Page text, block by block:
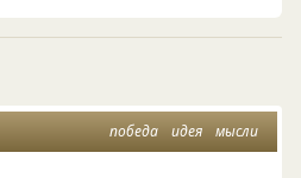
победа идея мысли